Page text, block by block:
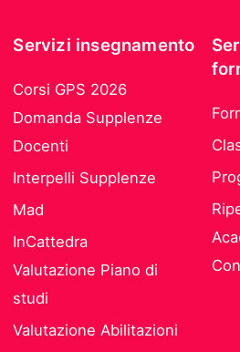
Servizi insegnamento
Corsi GPS 2026
Domanda Supplenze
Docenti
Interpelli Supplenze
Mad
InCattedra
Valutazione Piano di
studi
Valutazione Abilitazioni